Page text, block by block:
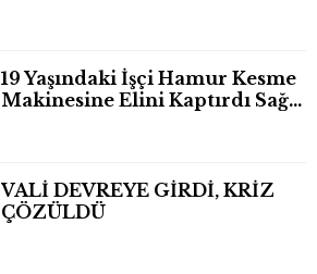
19 Yaşındaki İşçi Hamur Kesme
Makinesine Elini Kaptırdı Sağ
VALİ DEVREYE GİRDİ, KRİZ
ÇÖZÜLDÜ